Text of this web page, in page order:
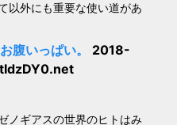
以外にも重要な使い道があ
腹いっぱい。 2018-
ノギアスの世界のヒトはみ